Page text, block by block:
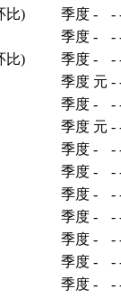
比)
季度 - -
季度 - -
比)
季度 - -
季度 元 -
季度 - -
季度 元 -
季度 - -
季度 - -
季度 - -
季度 - -
季度 - -
季度 - -
季度 - -